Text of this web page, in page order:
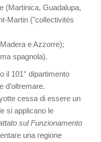
(Martinica, Guadalupa,
Martin ("collectivités
Madera e Azzorre);
spagnola).
il 101° dipartimento
d’oltremare.
cessa di essere un
si applicano le
sul Funzionamento
una regione